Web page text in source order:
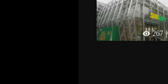
267 |